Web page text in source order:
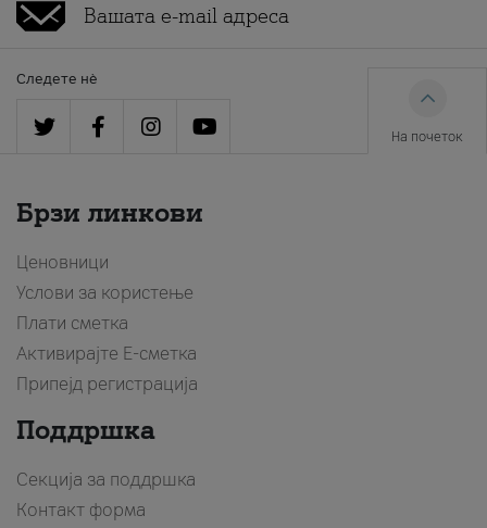
Следете нè
На почеток
Брзи линкови
Ценовници
Услови за користење
Плати сметка
Активирајте Е-сметка
Припејд регистрација
Поддршка
Секција за поддршка
Контакт форма